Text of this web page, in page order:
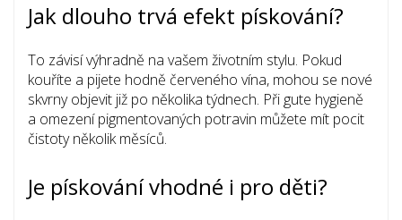
Jak dlouho trvá efekt pískování?
To závisí výhradně na vašem životním stylu. Pokud
kouříte a pijete hodně červeného vína, mohou se nové
skvrny objevit již po několika týdnech. Při gute hygieně
a omezení pigmentovaných potravin můžete mít pocit
čistoty několik měsíců.
Je pískování vhodné i pro děti?